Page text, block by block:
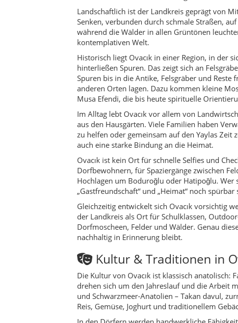
Ovacık ist kein Ort für schnelle Selfies und
Dorfbewohnern, für Spaziergänge zwischen
Hochlagen um Boduroğlu oder Hatipoğlu. Wer
Gleichzeitig entwickelt sich Ovacık vorsichtig
der Landkreis als Ort für Schulklassen,
Dorfmoscheen, Felder und Wälder. Genau
nachhaltig in Erinnerung bleibt.
Kultur & Traditionen in
Die Kultur von Ovacık ist klassisch anatolisch:
drehen sich um den Jahreslauf und die Arbeit
und Schwarzmeer-Anatolien – Takan davul,
Reis, Gemüse, Joghurt und traditionellem
In den Dörfern werden handwerkliche
weitergegeben. Viele Dinge, die in der Stadt
Lebensmittel – sind hier völlig normal. Wer
als Konsum.
Aktivitäten & Erlebnisse
Ovacık eignet sich hervorragend für ruhige
aussichtsreichen Punkten oder Besuche der
Rundtouren planen, die Dörfer wie
Spaziergänge zu Dorfmoscheen und
Besuch der Felsgräber bei
Aussichtstouren zur Ovacık-Burg und
Dorfalltag erleben
– im Teegarten